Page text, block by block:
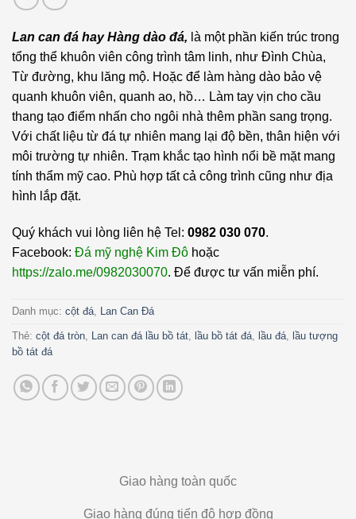
Lan can đá hay Hàng dào đá, là một phần kiến trúc trong
tổng thể khuôn viên công trình tâm linh, như Đình Chùa,
Từ đường, khu lăng mộ. Hoặc để làm hàng dào bảo vệ
quanh khuôn viên, quanh ao, hồ… Làm tay vịn cho cầu
thang tạo điểm nhấn cho ngôi nhà thêm phần sang trọng.
Với chất liệu từ đá tự nhiên mang lại độ bền, thân hiện với
môi trường tự nhiên. Trạm khắc tạo hình nổi bề mặt mang
tính thẩm mỹ cao. Phù hợp tất cả công trình cũng như địa
hình lắp đặt.
Quý khách vui lòng liên hệ Tel: 0982 030 070.
Facebook: Đá mỹ nghệ Kim Đô hoặc
https://zalo.me/0982030070. Để được tư vấn miễn phí.
Danh mục: cột đá Lan Can Đá
Thẻ: cột đá tròn Lan can đá lầu bồ tát lầu bồ tát đá lầu đá
lầu tượng
bồ tát đá
Giao hàng toàn quốc
Giao hàng đúng tiến độ hợp đồng